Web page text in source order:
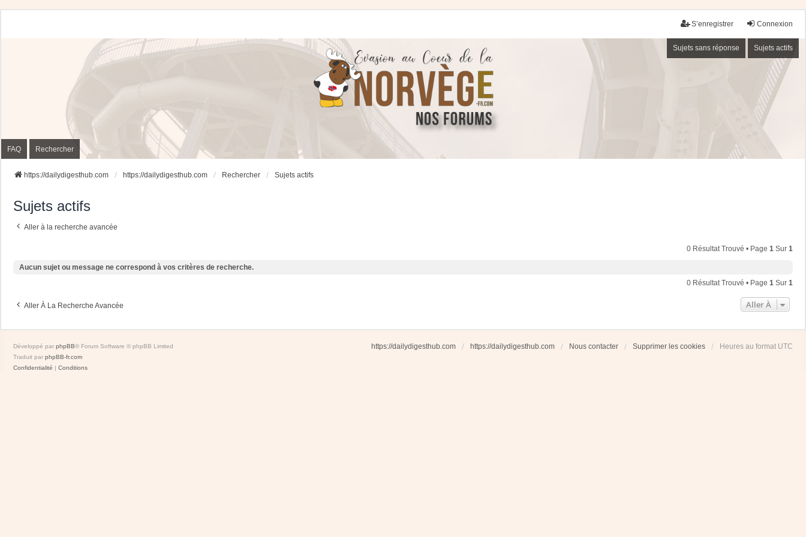
Connexion
S’enregistrer
Sujets sans réponse Sujets actifs
FAQ Rechercher
https://dailydigesthub.com https://dailydigesthub.com Rechercher Sujets actifs
Sujets actifs
Aller à la recherche avancée
0 Résultat Trouvé • Page 1 Sur 1
Aucun sujet ou message ne correspond à vos critères de recherche.
0 Résultat Trouvé • Page 1 Sur 1
Aller À La Recherche Avancée Aller À
https://dailydigesthub.com https://dailydigesthub.com Nous contacter Supprimer les cookies Heures au format UTC
Développé par phpBB® Forum Software © phpBB Limited
Traduit par phpBB-fr.com
Confidentialité | Conditions